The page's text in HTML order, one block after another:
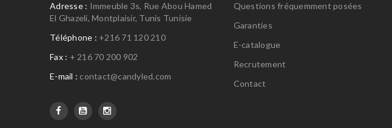
Adresse : Immeuble 3s, Rue Abou Hamed
El Ghazeli, Montplaisir, Tunis Tunisie
Téléphone : +216 71 120 210
Fax : + 216 70 200 902
E-mail : contact@candyled.com
Questions fréquemment posées
Garanties
E-catalogue
Recrutement
Contact